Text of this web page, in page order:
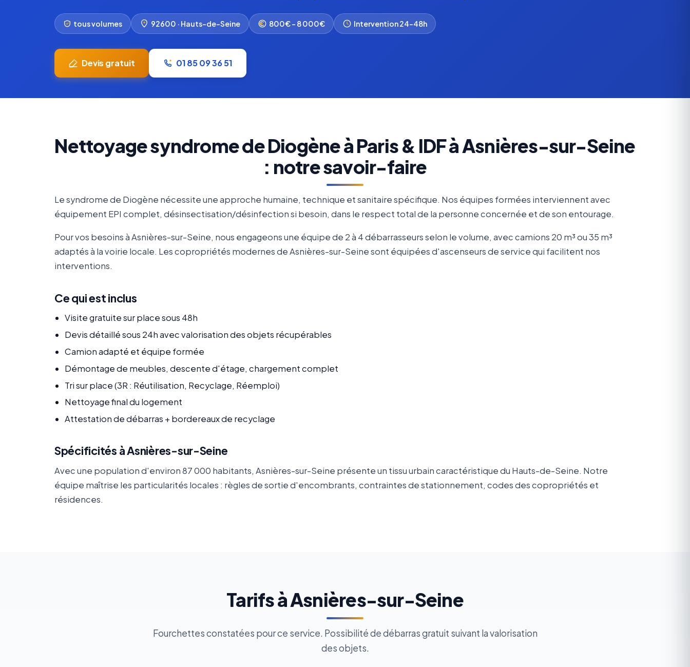
tous volumes 92600 · Hauts-de-Seine 800€ – 8 000€ Intervention 24-48h
Devis gratuit 01 85 09 36 51
Nettoyage syndrome de Diogène à Paris & IDF à Asnières-sur-Seine
: notre savoir-faire
Le syndrome de Diogène nécessite une approche humaine, technique et sanitaire spécifique. Nos équipes formées interviennent avec
équipement EPI complet, désinsectisation/désinfection si besoin, dans le respect total de la personne concernée et de son entourage.
Pour vos besoins à Asnières-sur-Seine, nous engageons une équipe de 2 à 4 débarrasseurs selon le volume, avec camions 20 m³ ou 35 m³
adaptés à la voirie locale. Les copropriétés modernes de Asnières-sur-Seine sont équipées d'ascenseurs de service qui facilitent nos
interventions.
Ce qui est inclus
Visite gratuite sur place sous 48h
Devis détaillé sous 24h avec valorisation des objets récupérables
Camion adapté et équipe formée
Démontage de meubles, descente d'étage, chargement complet
Tri sur place (3R : Réutilisation, Recyclage, Réemploi)
Nettoyage final du logement
Attestation de débarras + bordereaux de recyclage
Spécificités à Asnières-sur-Seine
Avec une population d'environ 87 000 habitants, Asnières-sur-Seine présente un tissu urbain caractéristique du Hauts-de-Seine. Notre
équipe maîtrise les particularités locales : règles de sortie d'encombrants, contraintes de stationnement, codes des copropriétés et
résidences.
Tarifs à Asnières-sur-Seine
Fourchettes constatées pour ce service. Possibilité de débarras gratuit suivant la valorisation
des objets.